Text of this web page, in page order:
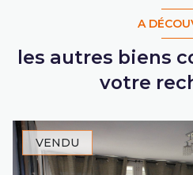
A
les autres biens
votre
VENDU